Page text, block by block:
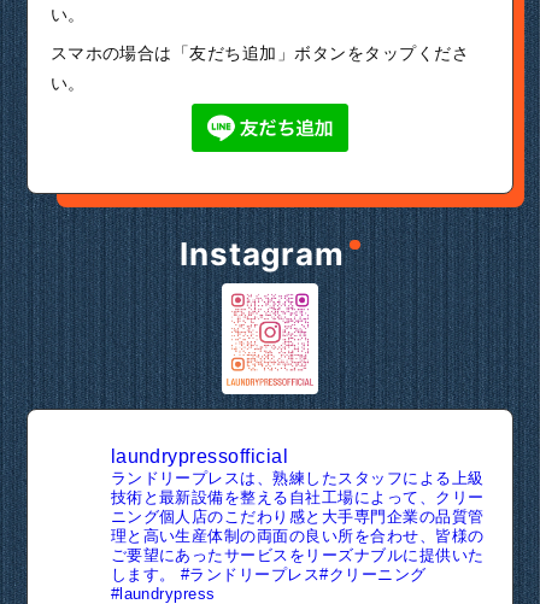
い。
スマホの場合は「友だち追加」ボタンをタップくださ
い。
Instagram
laundrypressofficial
ランドリープレスは、熟練したスタッフによる上級
技術と最新設備を整える自社工場によって、クリー
ニング個人店のこだわり感と大手専門企業の品質管
理と高い生産体制の両面の良い所を合わせ、皆様の
ご要望にあったサービスをリーズナブルに提供いた
します。
#ランドリープレス#クリーニング
#laundrypress